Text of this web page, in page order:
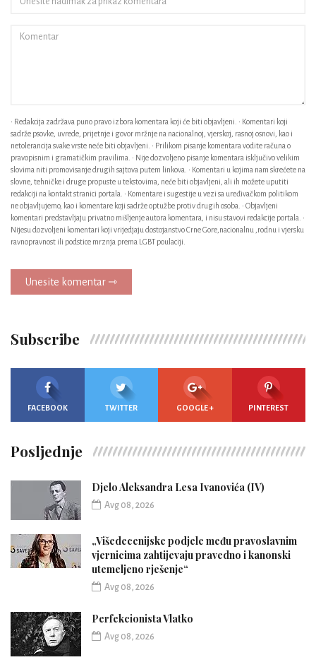
• Redakcija zadržava puno pravo izbora komentara koji će biti objavljeni. • Komentari koji
sadrže psovke, uvrede, prijetnje i govor mržnje na nacionalnoj, vjerskoj, rasnoj osnovi, kao i
netolerancija svake vrste neće biti objavljeni. • Prilikom pisanje komentara vodite računa o
pravopisnim i gramatičkim pravilima. • Nije dozvoljeno pisanje komentara isključivo velikim
slovima niti promovisanje drugih sajtova putem linkova. • Komentari u kojima nam skrećete na
slovne, tehničke i druge propuste u tekstovima, neće biti objavljeni, ali ih možete uputiti
redakciji na kontakt stranici portala. • Komentare i sugestije u vezi sa uređivačkom politikom
ne objavljujemo, kao i komentare koji sadrže optužbe protiv drugih osoba. • Objavljeni
komentari predstavljaju privatno mišljenje autora komentara, i nisu stavovi redakcije portala. •
Nijesu dozvoljeni komentari koji vrijedjaju dostojanstvo Crne Gore,nacionalnu ,rodnu i vjersku
ravnopravnost ili podstice mrznja prema LGBT poulaciji.
Unesite komentar ⇾
Subscribe
FACEBOOK TWITTER GOOGLE + PINTEREST
Posljednje
Djelo Aleksandra Lesa Ivanovića (IV)
Avg 08, 2026
„Višedecenijske podjele među pravoslavnim
vjernicima zahtijevaju pravedno i kanonski
utemeljeno rješenje“
Avg 08, 2026
Perfekcionista Vlatko
Avg 08, 2026